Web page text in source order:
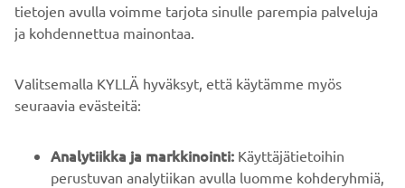
Lue tietosuojakäytäntömme saadaksesi tietää, miten
Finland (Finnish)
tietojen avulla voimme tarjota sinulle parempia palveluja
ja kohdennettua mainontaa.
Valitsemalla KYLLÄ hyväksyt, että käytämme myös
seuraavia evästeitä:
Analytiikka ja markkinointi: Käyttäjätietoihin
perustuvan analytiikan avulla luomme kohderyhmiä,